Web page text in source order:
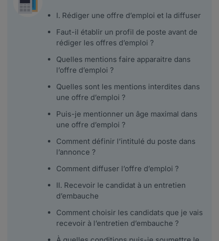
I. Rédiger une offre d’emploi et la diffuser
Faut-il établir un profil de poste avant de
rédiger les offres d’emploi ?
Quelles mentions faire apparaitre dans
l’offre d’emploi ?
Quelles sont les mentions interdites dans
une offre d’emploi ?
Puis-je mentionner un âge maximal dans
une offre d’emploi ?
Comment définir l’intitulé du poste dans
l’annonce ?
Comment diffuser l’offre d’emploi ?
II. Recevoir le candidat à un entretien
d’embauche
Comment choisir les candidats que je vais
recevoir à l’entretien d’embauche ?